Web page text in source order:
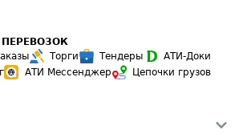
Торги Тендеры
АТИ-Доки
АТИ Мессенджер
Цепочки грузов